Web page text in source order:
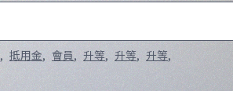
, 抵用金, 會員, 升等, 升等, 升等,